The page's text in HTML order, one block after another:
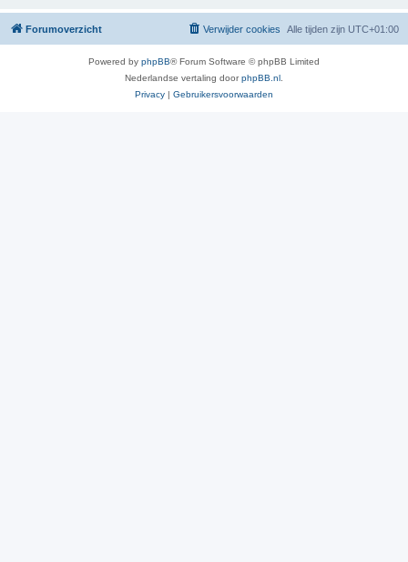
Forumoverzicht Alle tijden zijn UTC+01:00
Verwijder cookies
Powered by phpBB® Forum Software © phpBB Limited
Nederlandse vertaling doorphpBB.nl
Privacy | Gebruikersvoorwaarden